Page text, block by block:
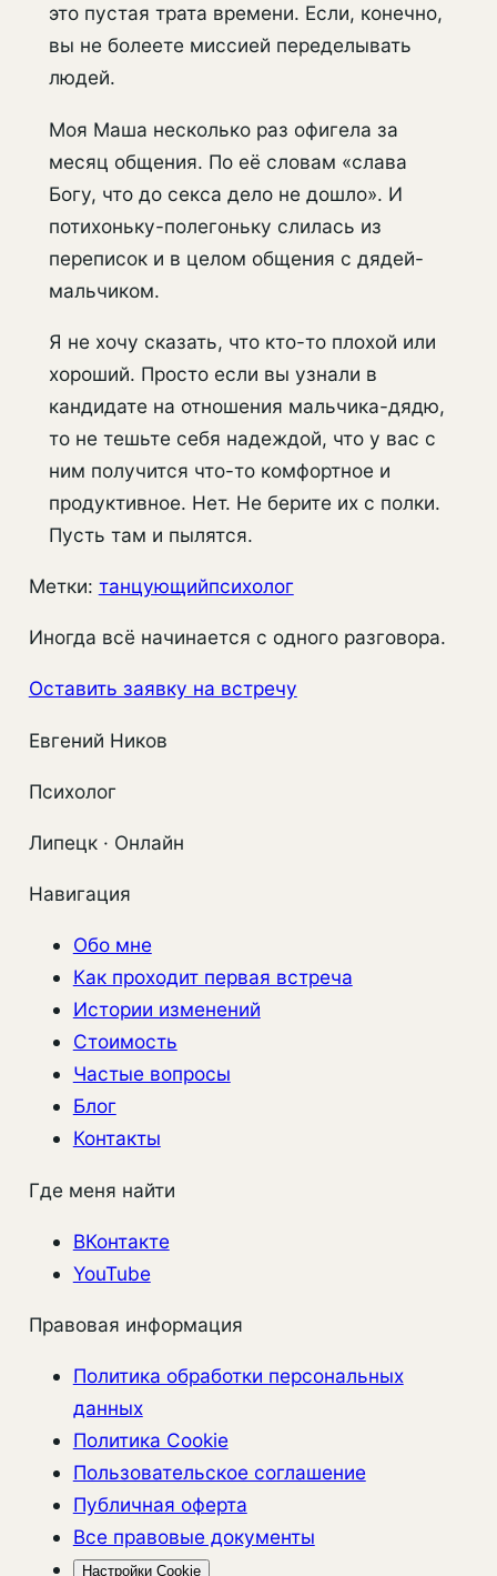
это пустая трата времени. Если, конечно,
вы не болеете миссией переделывать
людей.
Моя Маша несколько раз офигела за
месяц общения. По её словам «слава
Богу, что до секса дело не дошло». И
потихоньку-полегоньку слилась из
переписок и в целом общения с дядей-
мальчиком.
Я не хочу сказать, что кто-то плохой или
хороший. Просто если вы узнали в
кандидате на отношения мальчика-дядю,
то не тешьте себя надеждой, что у вас с
ним получится что-то комфортное и
продуктивное. Нет. Не берите их с полки.
Пусть там и пылятся.
Метки: танцующийпсихолог
Иногда всё начинается с одного разговора.
Оставить заявку на встречу
Евгений Ников
Психолог
Липецк · Онлайн
Навигация
Обо мне
Как проходит первая встреча
Истории изменений
Стоимость
Частые вопросы
Блог
Контакты
Где меня найти
ВКонтакте
YouTube
Правовая информация
Политика обработки персональных
данных
Политика Cookie
Пользовательское соглашение
Публичная оферта
Все правовые документы
Настройки Cookie